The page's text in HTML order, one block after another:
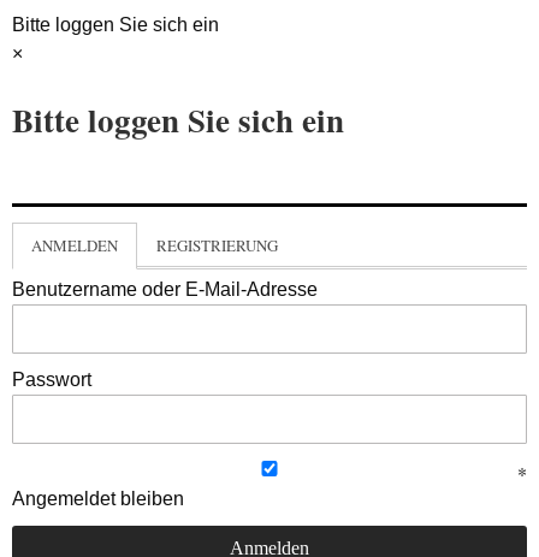
Bitte loggen Sie sich ein
×
Bitte loggen Sie sich ein
ANMELDEN REGISTRIERUNG
Benutzername oder E-Mail-Adresse
Passwort
Angemeldet bleiben